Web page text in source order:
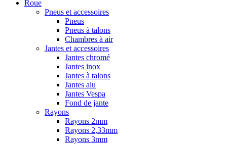
Roue
Pneus et accessoires
Pneus
Pneus à talons
Chambres à air
Jantes et accessoires
Jantes chromé
Jantes inox
Jantes à talons
Jantes alu
Jantes Vespa
Fond de jante
Rayons
Rayons 2mm
Rayons 2,33mm
Rayons 3mm